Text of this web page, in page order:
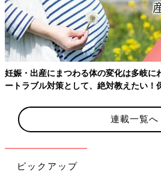
妊娠・出産にまつわる体の変化は多岐に
ートラブル対策として、絶対教えたい！
連載一覧へ
ピックアップ